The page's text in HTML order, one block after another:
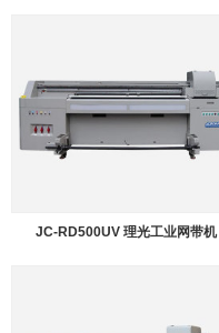
JC-RD500UV 理光工业网带机